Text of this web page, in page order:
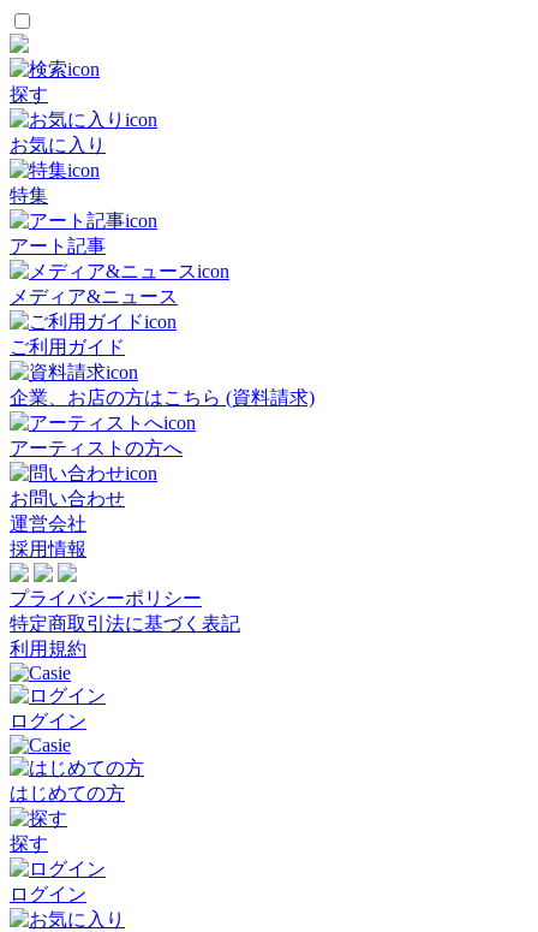
探す
お気に入り
特集
アート記事
メディア&ニュース
ご利用ガイド
企業、お店の方はこちら (資料請求)
アーティストの方へ
お問い合わせ
運営会社
採用情報
プライバシーポリシー
特定商取引法に基づく表記
利用規約
ログイン
はじめての方
探す
ログイン